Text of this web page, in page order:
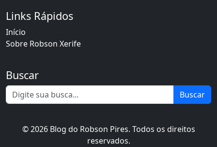
Links Rápidos
Início
Sobre Robson Xerife
Buscar
Buscar
© 2026 Blog do Robson Pires. Todos os direitos
reservados.